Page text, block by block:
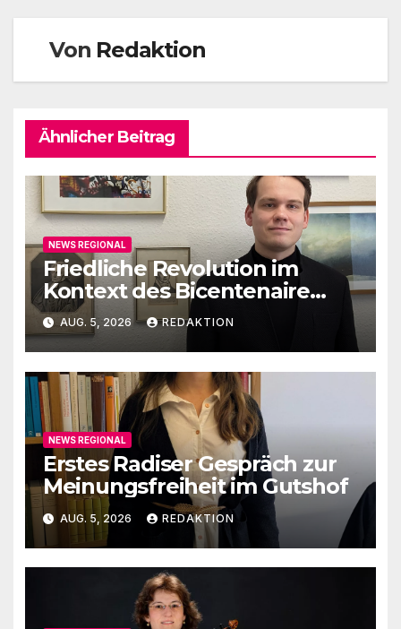
Von Redaktion
Ähnlicher Beitrag
NEWS REGIONAL
Friedliche Revolution im
Kontext des Bicentenaire
1789-1989
AUG. 5, 2026 REDAKTION
NEWS REGIONAL
Erstes Radiser Gespräch zur
Meinungsfreiheit im Gutshof
AUG. 5, 2026 REDAKTION